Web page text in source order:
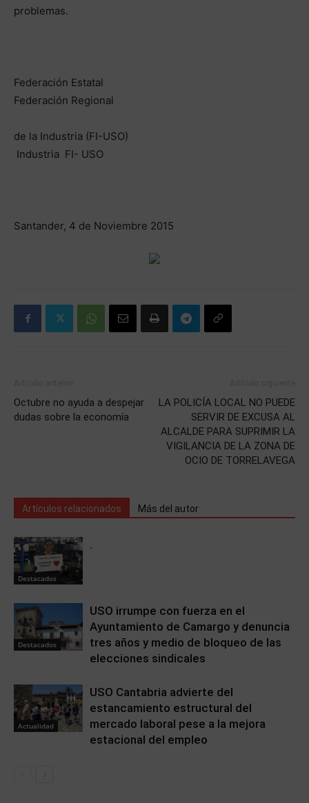
problemas.
Federación Estatal
Federación Regional
de la Industria (FI-USO)
Industria FI- USO
Santander, 4 de Noviembre 2015
Octubre no ayuda a despejar
dudas sobre la economía
LA POLICÍA LOCAL NO PUEDE
SERVIR DE EXCUSA AL
ALCALDE PARA SUPRIMIR LA
VIGILANCIA DE LA ZONA DE
OCIO DE TORRELAVEGA
Artículos relacionados Más del autor
Destacados
.
Destacados
USO irrumpe con fuerza en el
Ayuntamiento de Camargo y denuncia
tres años y medio de bloqueo de las
elecciones sindicales
Actualidad
USO Cantabria advierte del
estancamiento estructural del
mercado laboral pese a la mejora
estacional del empleo